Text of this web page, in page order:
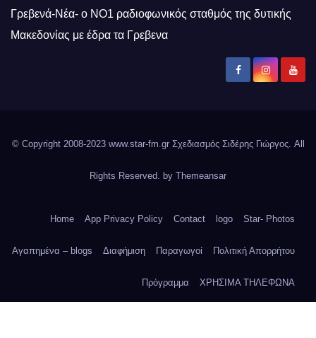
Γρεβενά-Νέα- ο ΝΟ1 ραδιοφωνικός σταθμός της δυτικής
Μακεδονίας με έδρα τα Γρεβενα
© Copyright 2008-2023 www.star-fm.gr Σχεδιασμός Σιδέρης Γιώργος. All
Rights Reserved. by Themeansar
Home App Privacy Policy Contact logo Star- Photos
Αγαπημένα – blogs Διαφήμιση Παραγωγοί Πολιτική Απορρήτου
Πρόγραμμα ΧΡΗΣΙΜΑ ΤΗΛΕΦΩΝΑ